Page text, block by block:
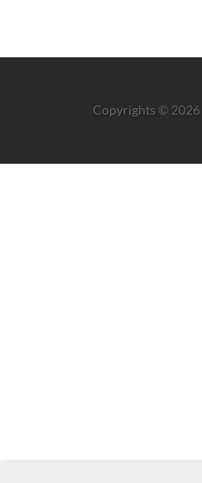
Copyrights © 2026